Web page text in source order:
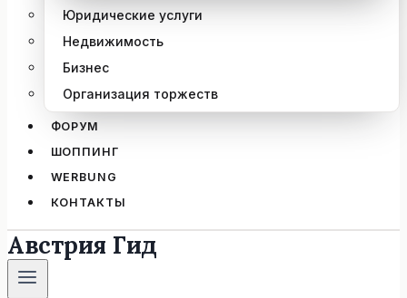
Юридические услуги
Недвижимость
Бизнес
Организация торжеств
ФОРУМ
ШОППИНГ
WERBUNG
КОНТАКТЫ
Австрия Гид